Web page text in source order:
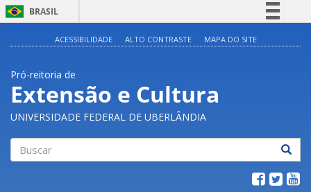
BRASIL
Acesso à informação
Legislação
Canais
ACESSIBILIDADE ALTO CONTRASTE MAPA DO SITE
Pró-reitoria de
Extensão e Cultura
UNIVERSIDADE FEDERAL DE UBERLÂNDIA